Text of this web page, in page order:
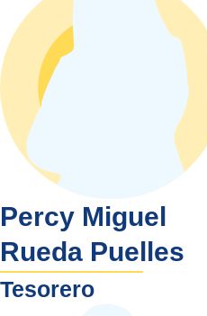
Percy Miguel
Rueda Puelles
Tesorero